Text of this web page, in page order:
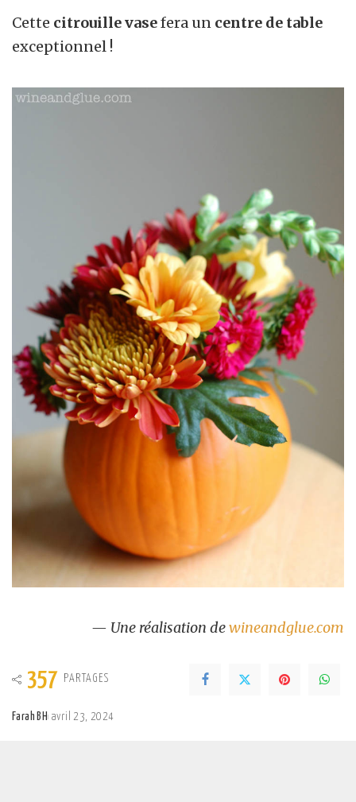
Cette citrouille vasefera un centre de table
exceptionnel !
— Une réalisation dewineandglue.com
357 PARTAGES
Farah BH avril 23, 2024